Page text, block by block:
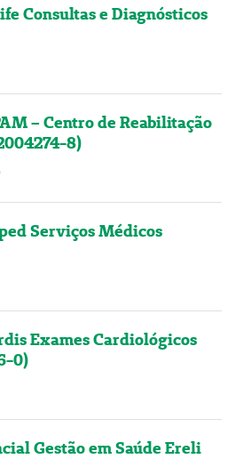
Consultas e Diagnósticos
– Centro de Reabilitação
8)
Serviços Médicos
Exames Cardiológicos
0)
Gestão em Saúde Ereli